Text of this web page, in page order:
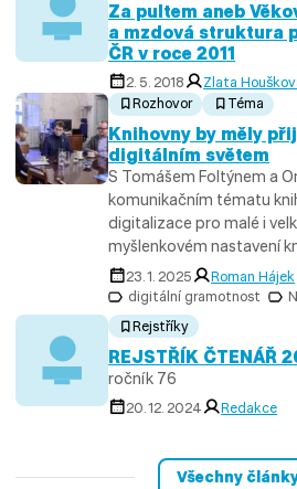
Za pultem aneb
a mzdová struktura
ČR v roce 2011
2. 5. 2018
Zlata
Rozhovor
Téma
Knihovny by měly
digitálním světem
S Tomášem Foltýnem a
komunikačním tématu
digitalizace pro malé i
myšlenkovém nastavení
23. 1. 2025
Roman Hájek
digitální gramotnost
Rejstříky
REJSTŘÍK ČTENÁŘ
ročník 76
20. 12. 2024 Redakce
Všechny